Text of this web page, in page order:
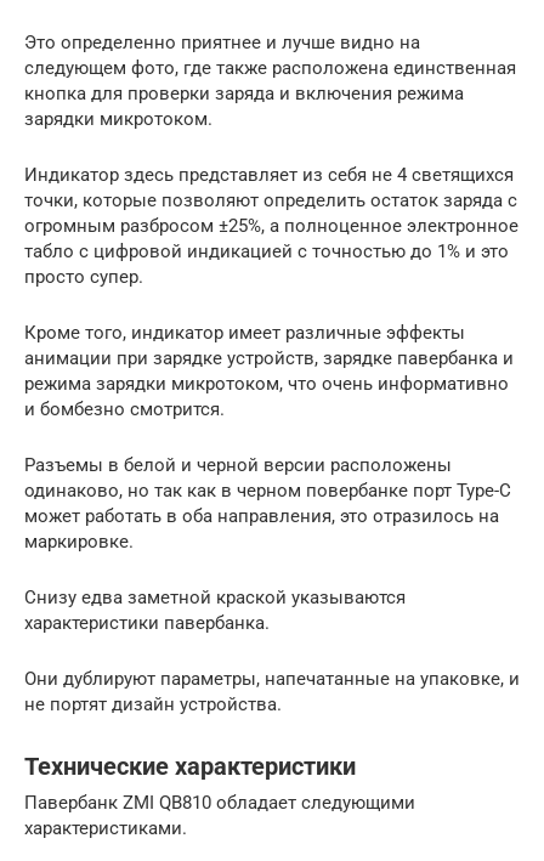
Это определенно приятнее и лучше видно на
следующем фото, где также расположена единственная
кнопка для проверки заряда и включения режима
зарядки микротоком.
Индикатор здесь представляет из себя не 4 светящихся
точки, которые позволяют определить остаток заряда с
огромным разбросом ±25%, а полноценное электронное
табло с цифровой индикацией с точностью до 1% и это
просто супер.
Кроме того, индикатор имеет различные эффекты
анимации при зарядке устройств, зарядке павербанка и
режима зарядки микротоком, что очень информативно
и бомбезно смотрится.
Разъемы в белой и черной версии расположены
одинаково, но так как в черном повербанке порт Type-C
может работать в оба направления, это отразилось на
маркировке.
Снизу едва заметной краской указываются
характеристики павербанка.
Они дублируют параметры, напечатанные на упаковке, и
не портят дизайн устройства.
Технические характеристики
Павербанк ZMI QB810 обладает следующими
характеристиками.